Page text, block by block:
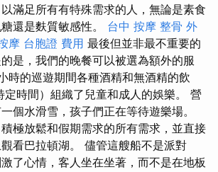
滿足所有有特殊需求的人，無論是素食
還是麩質敏感性。 台中 按摩 整骨 外
摩 台胞證 費用 最後但並非最不重要的
是，我們的晚餐可以被選為額外的服
時的巡遊期間各種酒精和無酒精的飲
定時間）組織了兒童和成人的娛樂。 營
個水滑雪，孩子們正在等待遊樂場。
極放鬆和假期需求的所有需求，並直接
看巴拉頓湖。 儘管這艘船不是派對
了心情，客人坐在坐著，而不是在地板